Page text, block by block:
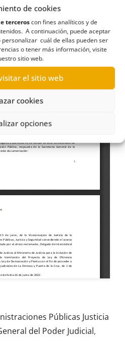
de cookies
terceroscon fines analíticos y de
A continuación, puede aceptar
cuál de ellas pueden ser
o tener más información, visite
sitio web.
el sitio web
cookies
opciones
Públicas Justicia
del Poder Judicial,